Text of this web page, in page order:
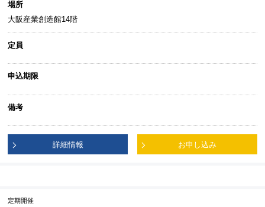
場所
大阪産業創造館14階
定員
申込期限
備考
詳細情報 お申し込み
定期開催